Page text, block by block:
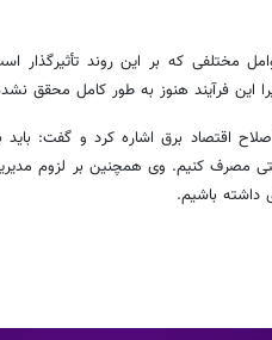
مختلفی که بر این روند
این فرآیند هنوز به طور کامل محقق
اقتصاد برق اشاره کرد و گفت:
مصرف کنیم. وی همچنین بر لزوم
داشته باشیم.